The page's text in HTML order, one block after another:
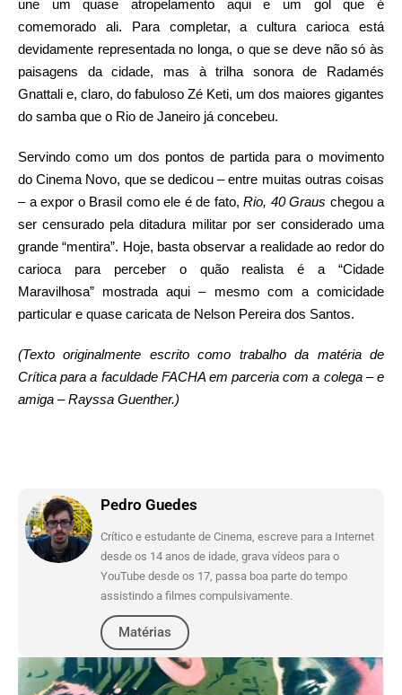
une um quase atropelamento aqui e um gol que é
comemorado ali. Para completar, a cultura carioca está
devidamente representada no longa, o que se deve não só às
paisagens da cidade, mas à trilha sonora de Radamés
Gnattali e, claro, do fabuloso Zé Keti, um dos maiores gigantes
do samba que o Rio de Janeiro já concebeu.
Servindo como um dos pontos de partida para o movimento
do Cinema Novo, que se dedicou – entre muitas outras coisas
– a expor o Brasil como ele é de fato, Rio, 40 Graus chegou a
ser censurado pela ditadura militar por ser considerado uma
grande “mentira”. Hoje, basta observar a realidade ao redor do
carioca para perceber o quão realista é a “Cidade
Maravilhosa” mostrada aqui – mesmo com a comicidade
particular e quase caricata de Nelson Pereira dos Santos.
(Texto originalmente escrito como trabalho da matéria de
Crítica para a faculdade FACHA em parceria com a colega – e
amiga – Rayssa Guenther.)
Pedro Guedes
Crítico e estudante de Cinema, escreve para a Internet
desde os 14 anos de idade, grava vídeos para o
YouTube desde os 17, passa boa parte do tempo
assistindo a filmes compulsivamente.
Matérias